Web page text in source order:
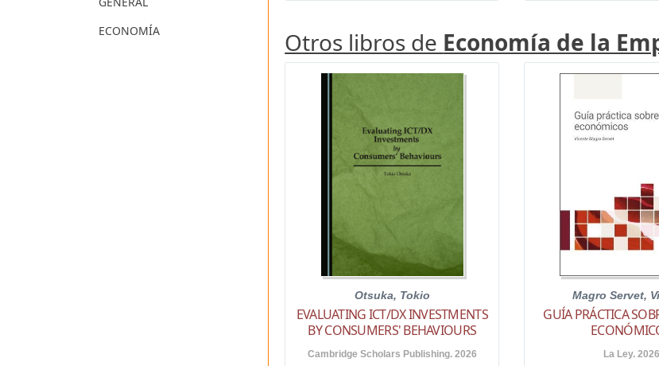
ECONOMÍA
Otros libros de Economía de la
Otsuka, Tokio
EVALUATING ICT/DX INVESTMENTS
BY CONSUMERS' BEHAVIOURS
Cambridge Scholars Publishing. 2026
Magro Servet,
GUÍA PRÁCTICA
La Ley. 2026